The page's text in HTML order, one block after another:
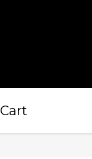
Cart